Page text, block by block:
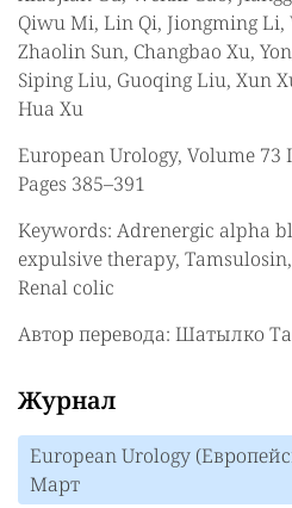
Qiwu Mi, Lin Qi, Jiongming Li,
Zhaolin Sun, Changbao Xu,
Siping Liu, Guoqing Liu, Xun
Hua Xu
European Urology, Volume 73
Pages 385–391
Keywords: Adrenergic alpha
expulsive therapy,
Renal colic
Автор перевода: Шатылко
Журнал
European Urology
Март